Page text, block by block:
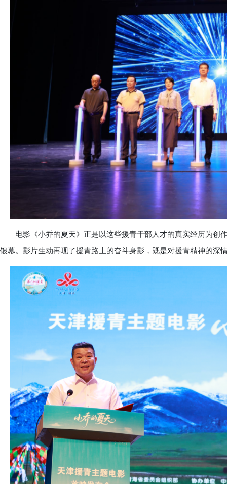
电影《小乔的夏天》正是以这些援青干部人才的真实经历为创
银幕。影片生动再现了援青路上的奋斗身影，既是对援青精神的深